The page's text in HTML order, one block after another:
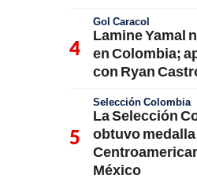
Gol Caracol
Lamine Yamal
en Colombia;
con Ryan
Selección Colombia
La Selección
obtuvo
México